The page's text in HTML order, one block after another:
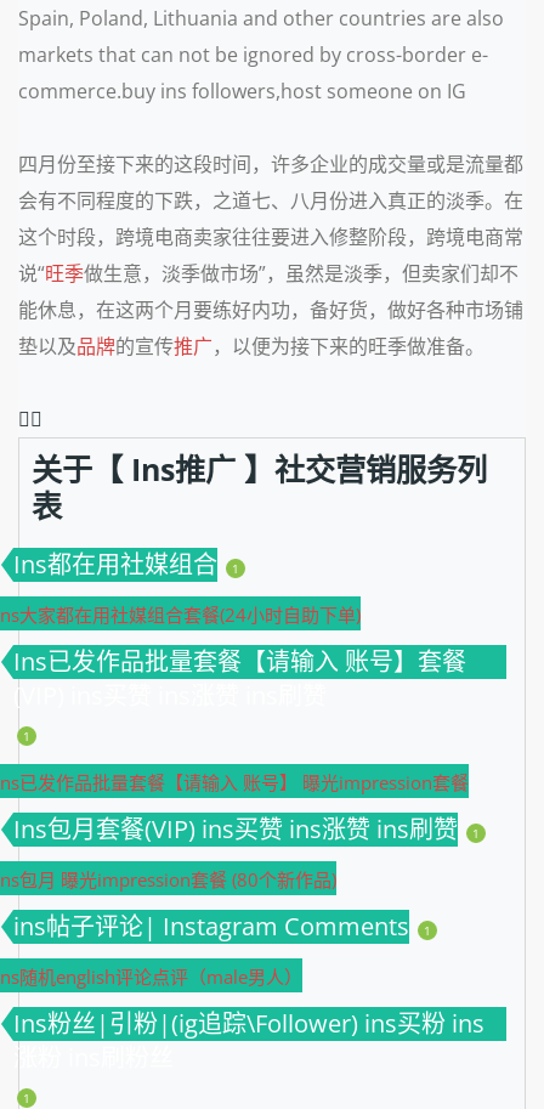
Spain, Poland, Lithuania and other countries are also
markets that can not be ignored by cross-border e-
commerce.buy ins followers,host someone on IG
四月份至接下来的这段时间，许多企业的成交量或是流量都
会有不同程度的下跌，之道七、八月份进入真正的淡季。在
这个时段，跨境电商卖家往往要进入修整阶段，跨境电商常
说“旺季做生意，淡季做市场”，虽然是淡季，但卖家们却不
能休息，在这两个月要练好内功，备好货，做好各种市场铺
垫以及品牌的宣传推广，以便为接下来的旺季做准备。
❤️‍🔥
关于【 Ins推广 】社交营销服务列
表
Ins都在用社媒组合 1
大家都在用社媒组合套餐(24小时自助下单)
Ins已发作品批量套餐【请输入 账号】套餐
(VIP) ins买赞 ins涨赞 ins刷赞
1
已发作品批量套餐【请输入 账号】 曝光impression套餐
Ins包月套餐(VIP) ins买赞 ins涨赞 ins刷赞 1
包月 曝光impression套餐 (80个新作品)
ins帖子评论| Instagram Comments 1
随机english评论点评（male男人）
Ins粉丝|引粉|(ig追踪\Follower) ins买粉 ins
涨粉 ins刷粉丝
1